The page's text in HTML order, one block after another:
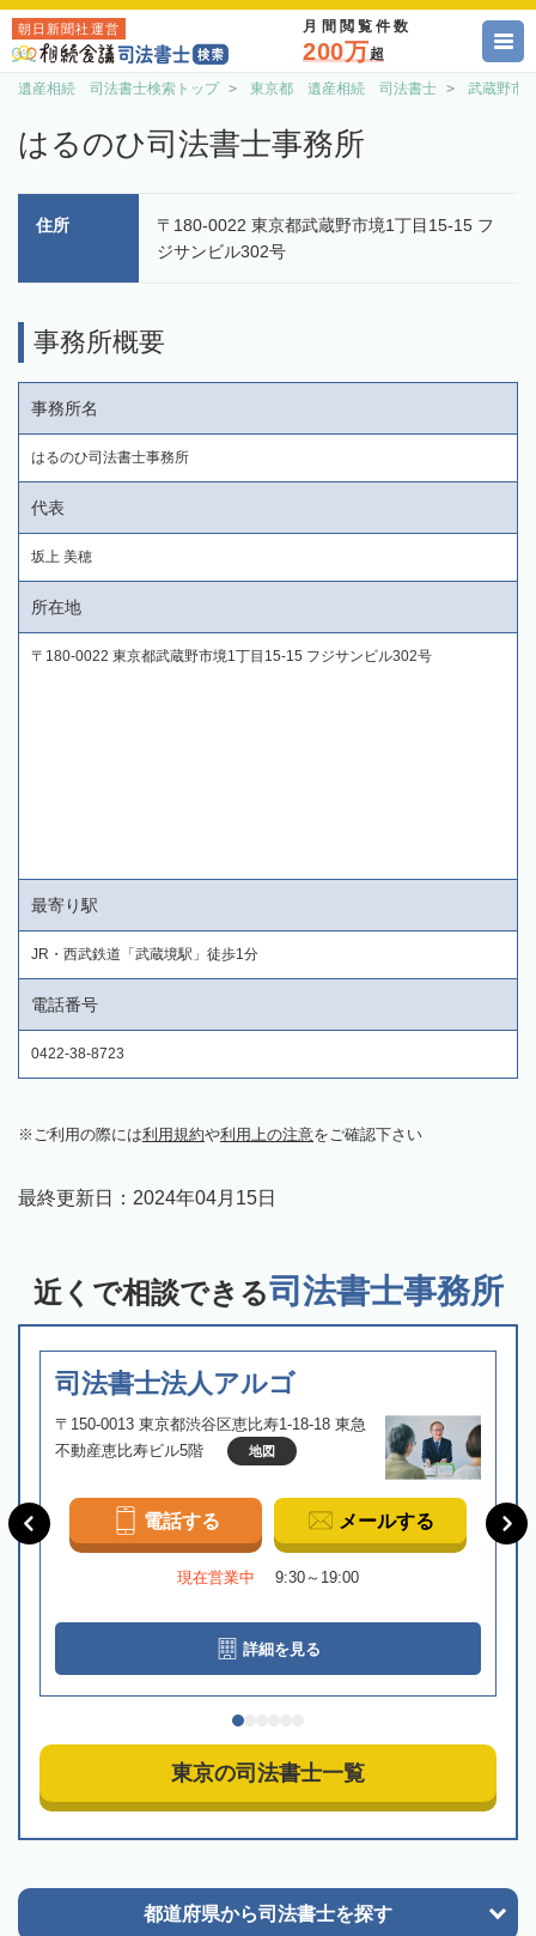
朝日新聞社運営 月間閲覧件数
200万超
遺産相続 司法書士検索トップ 東京都 遺産相続 司法書士 武蔵野市
はるのひ司法書士事務所
住所
〒180-0022 東京都武蔵野市境1丁目15-15 フ
ジサンビル302号
事務所概要
事務所名
はるのひ司法書士事務所
代表
坂上 美穂
所在地
〒180-0022 東京都武蔵野市境1丁目15-15 フジサンビル302号
最寄り駅
JR・西武鉄道「武蔵境駅」徒歩1分
電話番号
0422-38-8723
ご利用の際には利用規約や利用上の注意をご確認下さい
最終更新日： 2024年04月15日
近くで相談できる司法書士事務所
司法書士法人アルゴ
〒150-0013 東京都渋谷区恵比寿1-18-18 東急
不動産恵比寿ビル5階
地図
電話する メールする
現在営業中 9:30～19:00
詳細を見る
東京の司法書士一覧
都道府県から司法書士を探す